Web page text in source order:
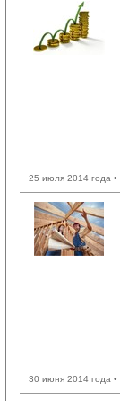
25 июля 2014 года •
30 июня 2014 года •